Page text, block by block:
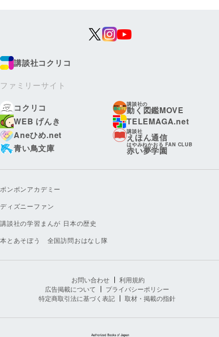
講談社コクリコ
ファミリーサイト
コクリコ
講談社の
動く図鑑MOVE
WEB げんき
TELEMAGA.net
Aneひめ.net
講談社
えほん通信
青い鳥文庫
はやみねかおる FAN CLUB
赤い夢学園
ボンボンアカデミー
ディズニーファン
講談社の学習まんが 日本の歴史
本とあそぼう 全国訪問おはなし隊
お問い合わせ
利用規約
広告掲載について
プライバシーポリシー
特定商取引法に基づく表記
取材・掲載の指針